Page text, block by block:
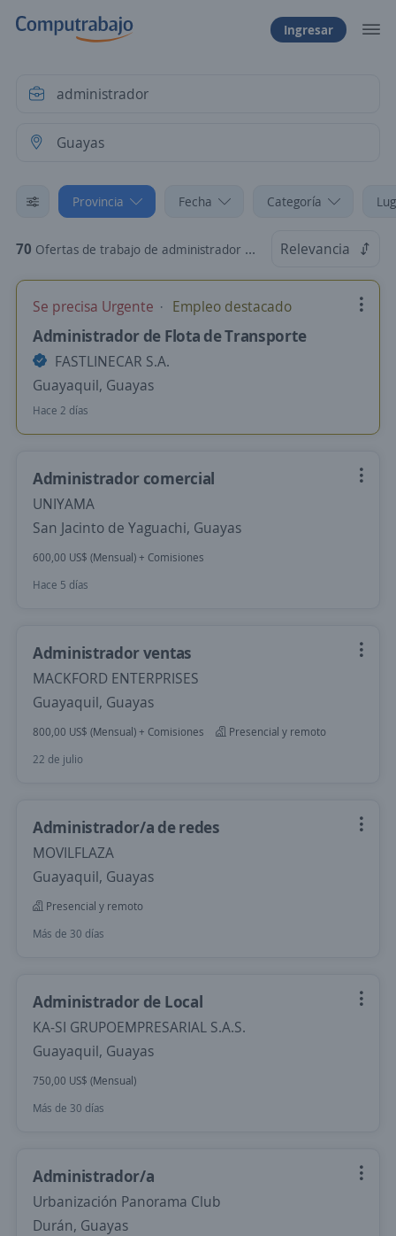
Ingresar
Provincia Fecha Categoría
70 Ofertas de trabajo de administrador en Guayas Relevancia
Se precisa Urgente Empleo destacado
Administrador de Flota de Transporte
FASTLINECAR S.A.
Guayaquil, Guayas
Hace 2 días
Administrador comercial
UNIYAMA
San Jacinto de Yaguachi, Guayas
600,00 US$ (Mensual) + Comisiones
Hace 5 días
Administrador ventas
MACKFORD ENTERPRISES
Guayaquil, Guayas
800,00 US$ (Mensual) + Comisiones
Presencial y remoto
22 de julio
Administrador/a de redes
MOVILFLAZA
Guayaquil, Guayas
Presencial y remoto
Más de 30 días
Administrador de Local
KA-SI GRUPOEMPRESARIAL S.A.S.
Guayaquil, Guayas
750,00 US$ (Mensual)
Más de 30 días
Administrador/a
Urbanización Panorama Club
Durán, Guayas